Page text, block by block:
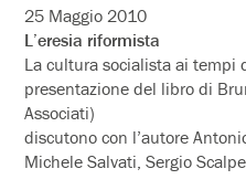
25 Maggio 2010
L’eresia riformista
La cultura socialista ai tempi
presentazione del libro di
Associati)
discutono con l’autore
Michele Salvati, Sergio